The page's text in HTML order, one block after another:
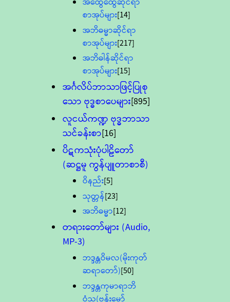
စာအုပ်များ[14]
အဘိဓမ္မာဆိုင်ရာ
စာအုပ်များ[217]
အဘိဓါန်ဆိုင်ရာ
စာအုပ်များ[15]
အင်္ဂလိပ်ဘာသာဖြင့်ပြုစု
သော ဗုဒ္ဓစာပေများ[895]
လူငယ်ကဏ္ဍ ဗုဒ္ဓဘာသာ
သင်ခန်းစာ[16]
ပိဋကသုံးပုံပါဠိတော်
(ဆဋ္ဌမူ ကွန်ပျူတာစာစီ)
ဝိနည်း[5]
သုတ္တန်[23]
အဘိဓမ္မာ[12]
တရားတော်များ (Audio,
MP-3)
ဘဒ္ဒန္တဝိမလ(မိုးကုတ်
ဆရာတော်)[50]
ဘဒ္ဒန္တကုမာရာဘိ
ဝံသ(ဗန်းမော်